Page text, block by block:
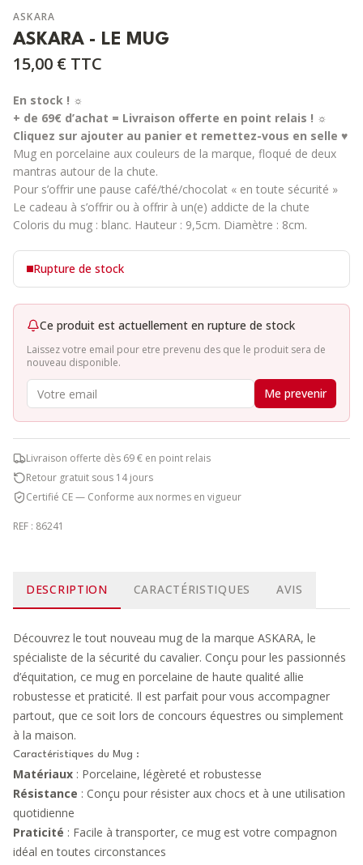
ASKARA
ASKARA - LE MUG
15,00 € TTC
En stock ! ☼
+ de 69€ d’achat = Livraison offerte en point relais ! ☼
Cliquez sur ajouter au panier et remettez-vous en selle ♥
Mug en porcelaine aux couleurs de la marque, floqué de deux
mantras autour de la chute.
Pour s’offrir une pause café/thé/chocolat « en toute sécurité »
Le cadeau à s’offrir ou à offrir à un(e) addicte de la chute
Coloris du mug : blanc. Hauteur : 9,5cm. Diamètre : 8cm.
Rupture de stock
Ce produit est actuellement en rupture de stock
Laissez votre email pour etre prevenu des que le produit sera de
nouveau disponible.
Me prevenir
Livraison offerte dès 69 € en point relais
Retour gratuit sous 14 jours
Certifié CE — Conforme aux normes en vigueur
REF : 86241
DESCRIPTION CARACTÉRISTIQUES AVIS
Découvrez le tout nouveau mug de la marque ASKARA, le
spécialiste de la sécurité du cavalier. Conçu pour les passionnés
d’équitation, ce mug en porcelaine de haute qualité allie
robustesse et praticité. Il est parfait pour vous accompagner
partout, que ce soit lors de concours équestres ou simplement
à la maison.
Caractéristiques du Mug :
Matériaux : Porcelaine, légèreté et robustesse
Résistance : Conçu pour résister aux chocs et à une utilisation
quotidienne
Praticité : Facile à transporter, ce mug est votre compagnon
idéal en toutes circonstances